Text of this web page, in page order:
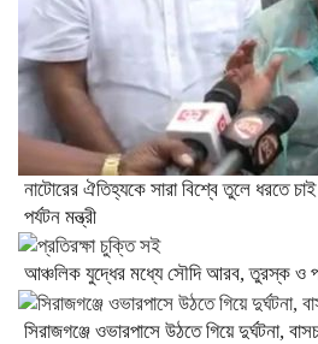
নাটোরের ঐতিহ্যকে সারা বিশ্বে তুলে ধরতে
পর্যটন মন্ত্রী
আঞ্চলিক যুদ্ধের মধ্যে সৌদি আরব, তুরস্ক ও
সিরাজগঞ্জে ওভারপাসে উঠতে গিয়ে দুর্ঘটনা,